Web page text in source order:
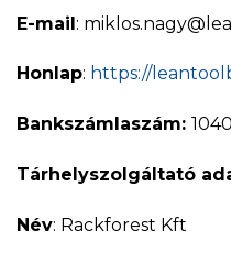
E-mail:
Honlap: https://
Bankszámlaszám:
Tárhelyszolgáltató
Név: Rackforest Kft